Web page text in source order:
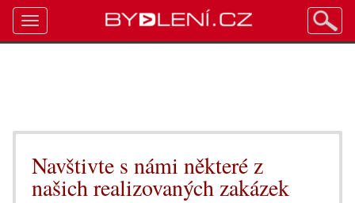
Navštivte s námi některé z
našich realizovaných zakázek
Toggle
navigation